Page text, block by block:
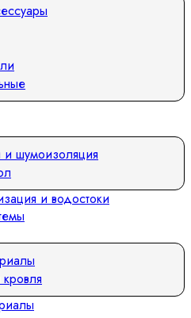
и шумоизоляция
и водостоки